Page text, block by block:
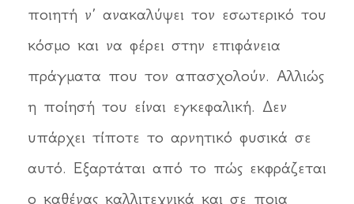
ποιητή ν’ ανακαλύψει τον εσωτερικό του
κόσμο και να φέρει στην επιφάνεια
πράγματα που τον απασχολούν. Αλλιώς
η ποίησή του είναι εγκεφαλική. Δεν
υπάρχει τίποτε το αρνητικό φυσικά σε
αυτό. Εξαρτάται από το πώς εκφράζεται
ο καθένας καλλιτεχνικά και σε ποια